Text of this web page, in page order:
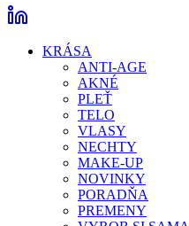
KRÁSA
ANTI-AGE
AKNÉ
PLEŤ
TELO
VLASY
NECHTY
MAKE-UP
NOVINKY
PORADŇA
PREMENY